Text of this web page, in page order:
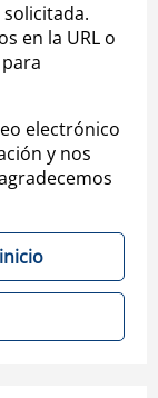
en la URL o
electrónico
y nos